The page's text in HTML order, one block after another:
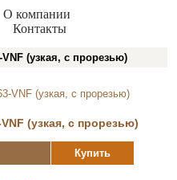
О компании
Контакты
(узкая, с прорезью)
(узкая, с прорезью)
Купить